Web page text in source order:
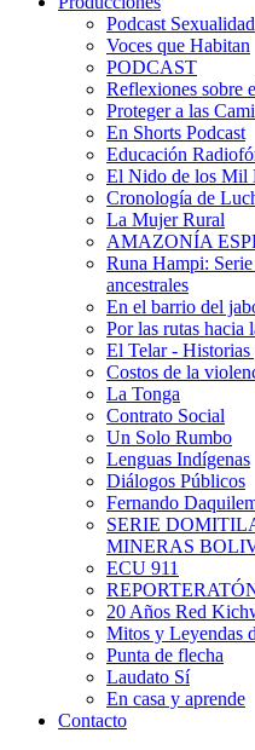
Podcast Sexualidad
Voces que Habitan
PODCAST
Reflexiones sobre
Proteger a las
En Shorts Podcast
Educación
El Nido de los Mil
Cronología de
La Mujer Rural
AMAZONÍA
Runa Hampi:
ancestrales
En el barrio del
Por las rutas hacia
El Telar - Historias
Costos de la
La Tonga
Contrato Social
Un Solo Rumbo
Lenguas Indígenas
Diálogos Públicos
Fernando
SERIE
MINERAS
ECU 911
20 Años Red
Mitos y Leyendas
Punta de flecha
Laudato Sí
En casa y aprende
Contacto